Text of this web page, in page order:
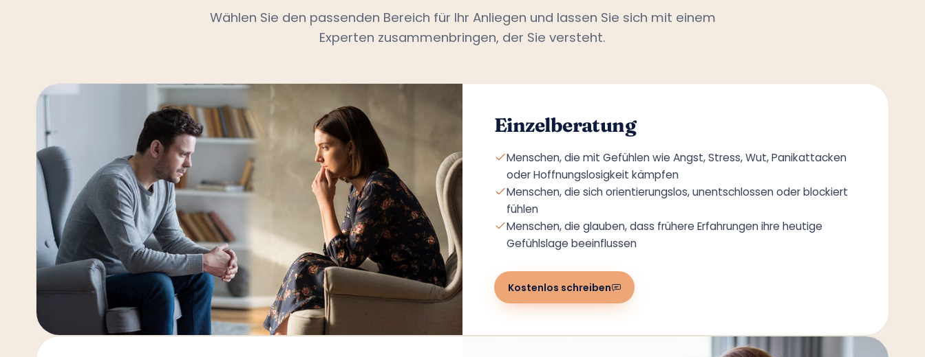
Wählen Sie den passenden Bereich für Ihr Anliegen und lassen Sie sich mit einem
Experten zusammenbringen, der Sie versteht.
Einzelberatung
Menschen, die mit Gefühlen wie Angst, Stress, Wut, Panikattacken
oder Hoffnungslosigkeit kämpfen
Menschen, die sich orientierungslos, unentschlossen oder blockiert
fühlen
Menschen, die glauben, dass frühere Erfahrungen ihre heutige
Gefühlslage beeinflussen
Kostenlos schreiben